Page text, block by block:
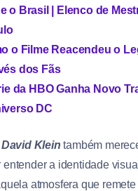
o Brasil | Elenco de
o Filme Reacendeu o
dos Fãs
da HBO Ganha Novo
DC
David Klein também
entender a identidade
atmosfera que